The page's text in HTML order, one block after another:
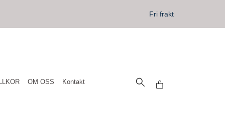
Fri frakt
OM OSS Kontakt